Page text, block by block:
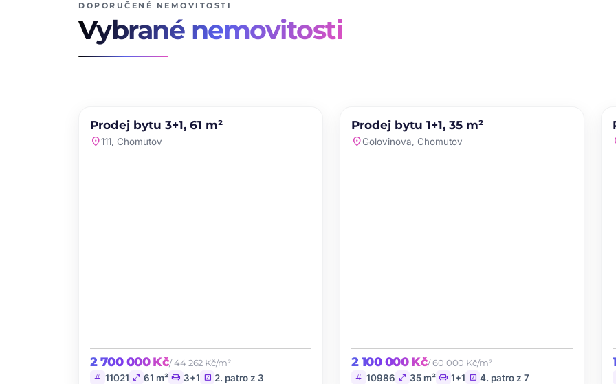
DOPORUČENÉ NEMOVITOSTI
Vybrané nemovitosti
PRODEJ NOVINKA
Prodej bytu 3+1, 61 m²
location_on111, Chomutov
2 700 000 Kč/ 44 262 Kč/m²
tag 11021 open_in_full 61 m² chair 3+1 stairs 2. patro z 3
PRODEJ
Prodej bytu 1+1, 35 m²
location_onGolovinova, Chomutov
2 100 000 Kč/ 60 000 Kč/m²
tag 10986 open_in_full 35 m² chair 1+1 stairs 4. patro z 7